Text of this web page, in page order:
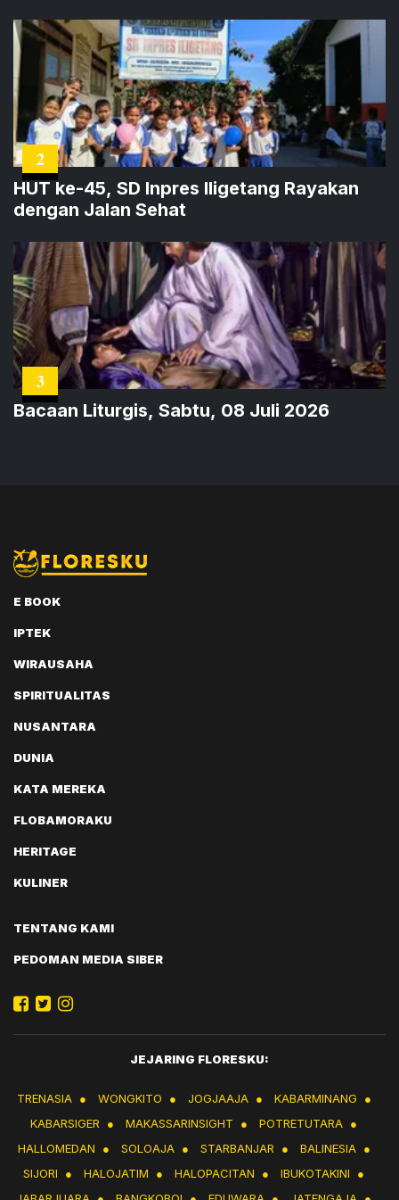
2
HUT ke-45, SD Inpres Iligetang Rayakan
dengan Jalan Sehat
3
Bacaan Liturgis, Sabtu, 08 Juli 2026
E BOOK
IPTEK
WIRAUSAHA
SPIRITUALITAS
NUSANTARA
DUNIA
KATA MEREKA
FLOBAMORAKU
HERITAGE
KULINER
TENTANG KAMI
PEDOMAN MEDIA SIBER
JEJARING FLORESKU:
TRENASIA ● WONGKITO ● JOGJAAJA ● KABARMINANG
●
KABARSIGER
● MAKASSARINSIGHT ● POTRETUTARA ●
HALLOMEDAN
● SOLOAJA ● STARBANJAR ● BALINESIA ●
SIJORI
● HALOJATIM ● HALOPACITAN ● IBUKOTAKINI
●